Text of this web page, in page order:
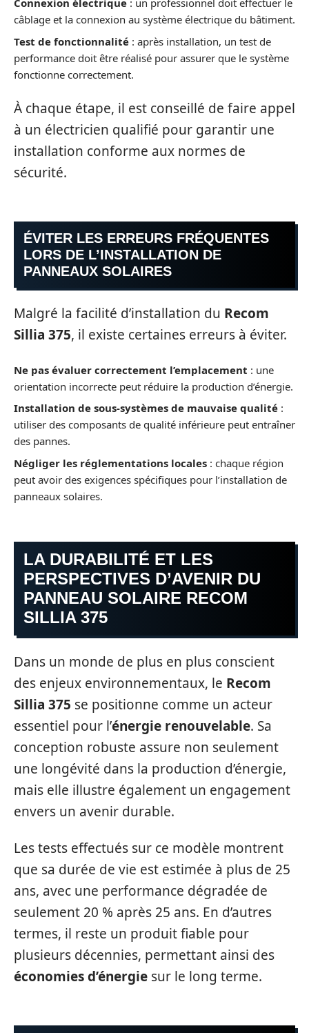
Connexion électrique : un professionnel doit effectuer le
câblage et la connexion au système électrique du bâtiment.
Test de fonctionnalité : après installation, un test de
performance doit être réalisé pour assurer que le système
fonctionne correctement.
À chaque étape, il est conseillé de faire appel
à un électricien qualifié pour garantir une
installation conforme aux normes de
sécurité.
ÉVITER LES ERREURS FRÉQUENTES
LORS DE L’INSTALLATION DE
PANNEAUX SOLAIRES
Malgré la facilité d’installation du Recom
Sillia 375, il existe certaines erreurs à éviter.
Ne pas évaluer correctement l’emplacement : une
orientation incorrecte peut réduire la production d’énergie.
Installation de sous-systèmes de mauvaise qualité :
utiliser des composants de qualité inférieure peut entraîner
des pannes.
Négliger les réglementations locales : chaque région
peut avoir des exigences spécifiques pour l’installation de
panneaux solaires.
LA DURABILITÉ ET LES
PERSPECTIVES D’AVENIR DU
PANNEAU SOLAIRE RECOM
SILLIA 375
Dans un monde de plus en plus conscient
des enjeux environnementaux, le Recom
Sillia 375 se positionne comme un acteur
essentiel pour l’énergie renouvelable. Sa
conception robuste assure non seulement
une longévité dans la production d’énergie,
mais elle illustre également un engagement
envers un avenir durable.
Les tests effectués sur ce modèle montrent
que sa durée de vie est estimée à plus de 25
ans, avec une performance dégradée de
seulement 20 % après 25 ans. En d’autres
termes, il reste un produit fiable pour
plusieurs décennies, permettant ainsi des
économies d’énergie sur le long terme.